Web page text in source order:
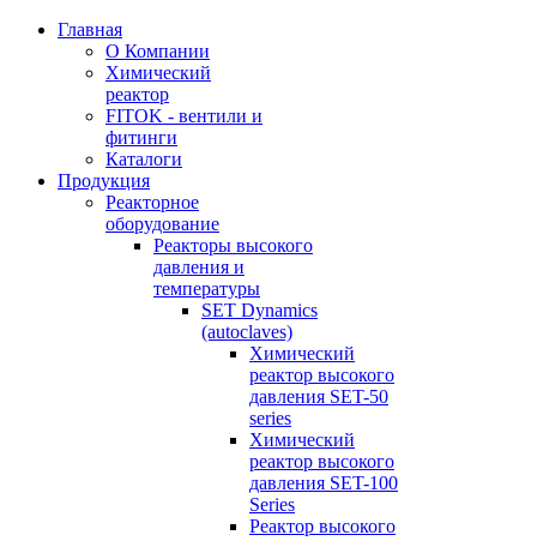
Главная
О Компании
Химический
реактор
FITOK - вентили и
фитинги
Каталоги
Продукция
Реакторное
оборудование
Реакторы высокого
давления и
температуры
SET Dynamics
(autoclaves)
Химический
реактор высокого
давления SET-50
series
Химический
реактор высокого
давления SET-100
Series
Реактор высокого